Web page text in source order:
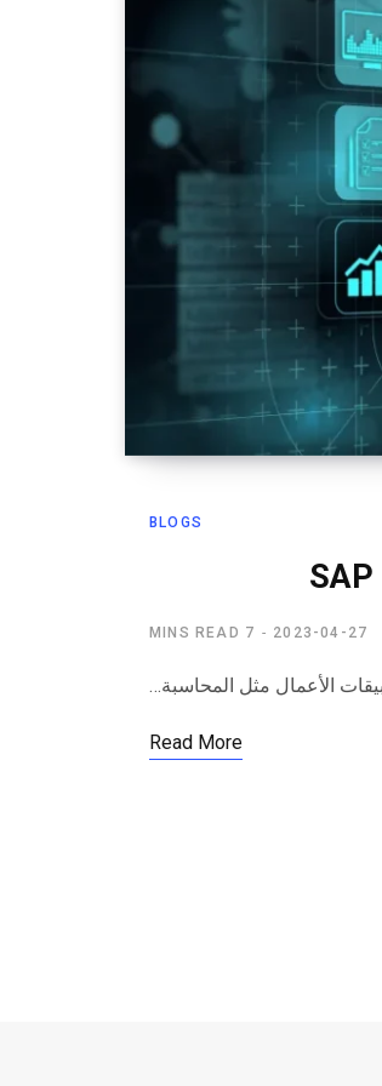
BLOGS
2023-04-27
7 MINS READ
Read More